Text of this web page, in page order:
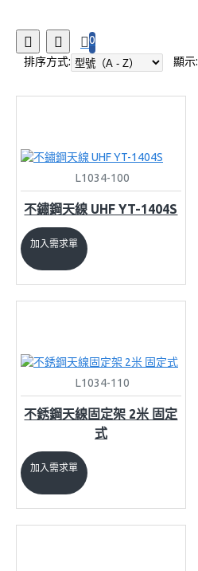
0
排序方式:
顯示:
L1034-100
不鏽鋼天線 UHF YT-1404S
加入需求單
L1034-110
不銹鋼天線固定架 2米 固定
式
加入需求單